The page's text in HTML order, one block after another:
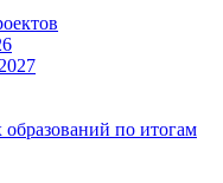
по итогам